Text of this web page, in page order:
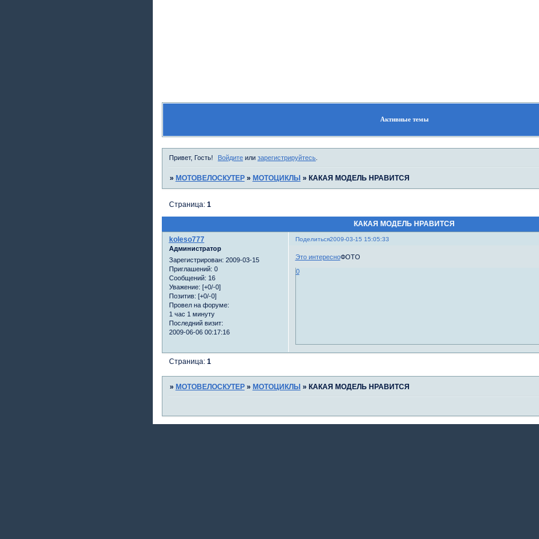
Активные темы
Привет, Гость! Войдите или зарегистрируйтесь
» МОТОВЕЛОСКУТЕР » МОТОЦИКЛЫ » КАКАЯ МОДЕЛЬ НРАВИТСЯ
КАКАЯ МОДЕЛЬ НРАВИТСЯ
Страница: 1
Поделиться2009-03-15 15:05:33
koleso777
Администратор
Зарегистрирован: 2009-03-15
Приглашений: 0
Сообщений: 16
Уважение: [+0/-0]
Позитив: [+0/-0]
Провел на форуме:
1 час 1 минуту
Последний визит:
2009-06-06 00:17:16
Это интересноФОТО
0
Страница: 1
» МОТОВЕЛОСКУТЕР » МОТОЦИКЛЫ » КАКАЯ МОДЕЛЬ НРАВИТСЯ